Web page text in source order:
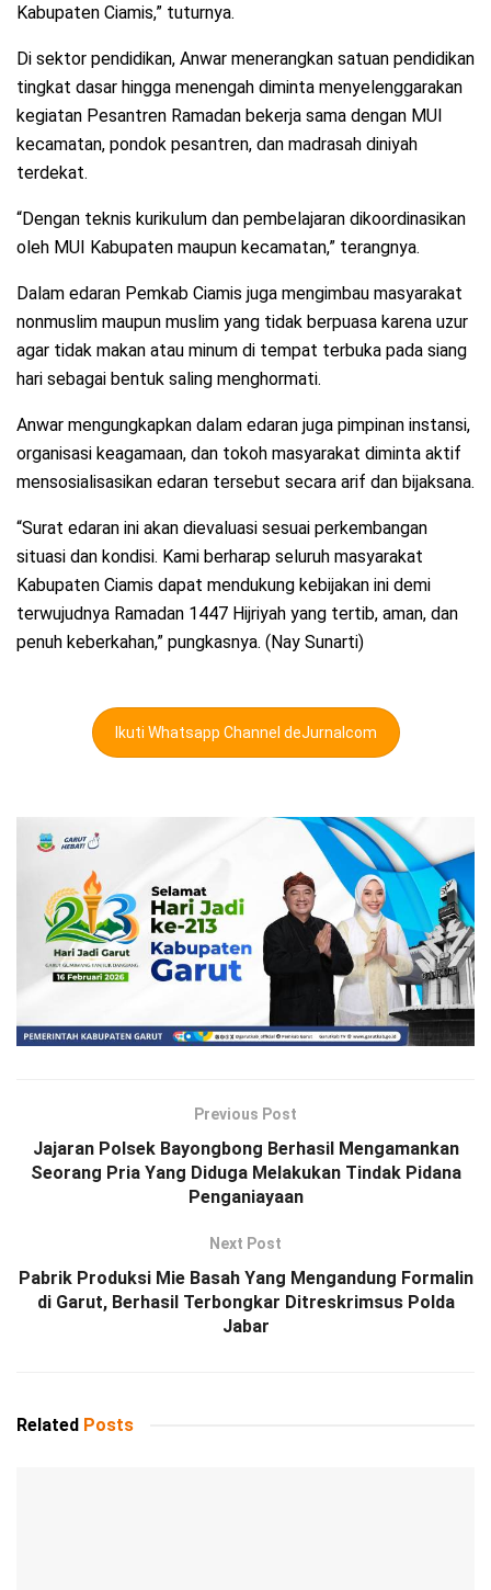
Kabupaten Ciamis,” tuturnya.
Di sektor pendidikan, Anwar menerangkan satuan pendidikan
tingkat dasar hingga menengah diminta menyelenggarakan
kegiatan Pesantren Ramadan bekerja sama dengan MUI
kecamatan, pondok pesantren, dan madrasah diniyah
terdekat.
“Dengan teknis kurikulum dan pembelajaran dikoordinasikan
oleh MUI Kabupaten maupun kecamatan,” terangnya.
Dalam edaran Pemkab Ciamis juga mengimbau masyarakat
nonmuslim maupun muslim yang tidak berpuasa karena uzur
agar tidak makan atau minum di tempat terbuka pada siang
hari sebagai bentuk saling menghormati.
Anwar mengungkapkan dalam edaran juga pimpinan instansi,
organisasi keagamaan, dan tokoh masyarakat diminta aktif
mensosialisasikan edaran tersebut secara arif dan bijaksana.
“Surat edaran ini akan dievaluasi sesuai perkembangan
situasi dan kondisi. Kami berharap seluruh masyarakat
Kabupaten Ciamis dapat mendukung kebijakan ini demi
terwujudnya Ramadan 1447 Hijriyah yang tertib, aman, dan
penuh keberkahan,” pungkasnya. (Nay Sunarti)
Ikuti Whatsapp Channel deJurnalcom
Previous Post
Jajaran Polsek Bayongbong Berhasil Mengamankan
Seorang Pria Yang Diduga Melakukan Tindak Pidana
Penganiayaan
Next Post
Pabrik Produksi Mie Basah Yang Mengandung Formalin
di Garut, Berhasil Terbongkar Ditreskrimsus Polda
Jabar
Related Posts